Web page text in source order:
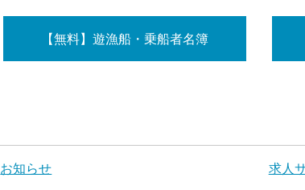
【無料】遊漁船・乗船者名簿
お知らせ
求人